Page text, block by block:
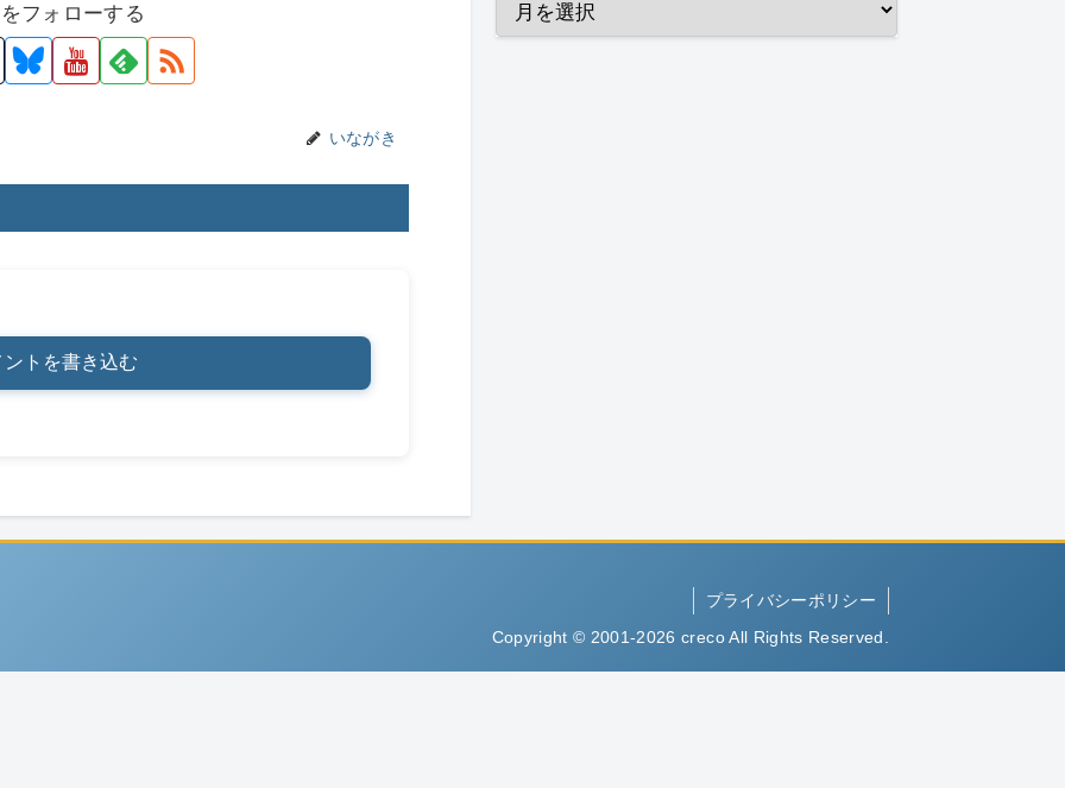
e
st
y
Li
フォローする
いながき
ントを書き込む
プライバシーポリシー
Copyright © 2001-2026 creco All Rights Reserved.